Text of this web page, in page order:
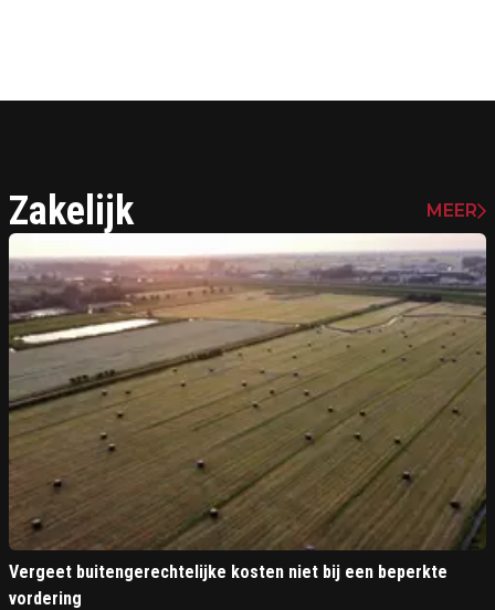
Zakelijk MEER
Vergeet buitengerechtelijke kosten niet bij een beperkte
vordering